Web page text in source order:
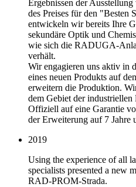
Ergebnissen der
des Preises für den "Besten
entwickeln wir bereits Ihre
sekundäre Optik und
wie sich die RADUGA-
verhält.
Wir engagieren uns aktiv in
eines neuen Produkts auf
erweitern die Produktion.
dem Gebiet der industriellen
Offiziell auf eine Garantie
der Erweiterung auf 7 Jahre
2019
Using the experience of all
specialists presented a new
RAD-PROM-Strada.